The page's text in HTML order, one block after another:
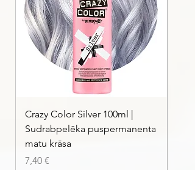
Crazy Color Silver 100ml |
Sudrabpelēka puspermanenta
matu krāsa
Price
7,40 €